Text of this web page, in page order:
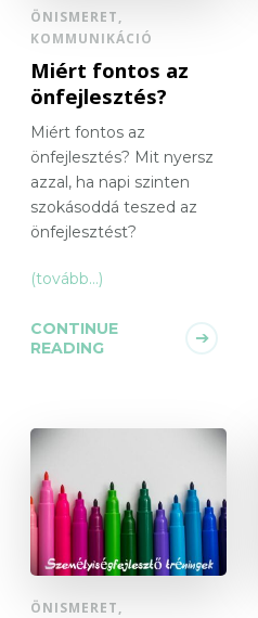
ÖNISMERET,
KOMMUNIKÁCIÓ
Miért fontos az
önfejlesztés?
Miért fontos az
önfejlesztés? Mit nyersz
azzal, ha napi szinten
szokásoddá teszed az
önfejlesztést?
(tovább…)
CONTINUE
READING
ÖNISMERET,